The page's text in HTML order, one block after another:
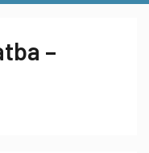
–